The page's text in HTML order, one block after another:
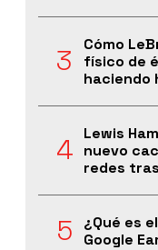
Cómo
físico de
haciendo
Lewis
nuevo
redes
¿Qué es
Google